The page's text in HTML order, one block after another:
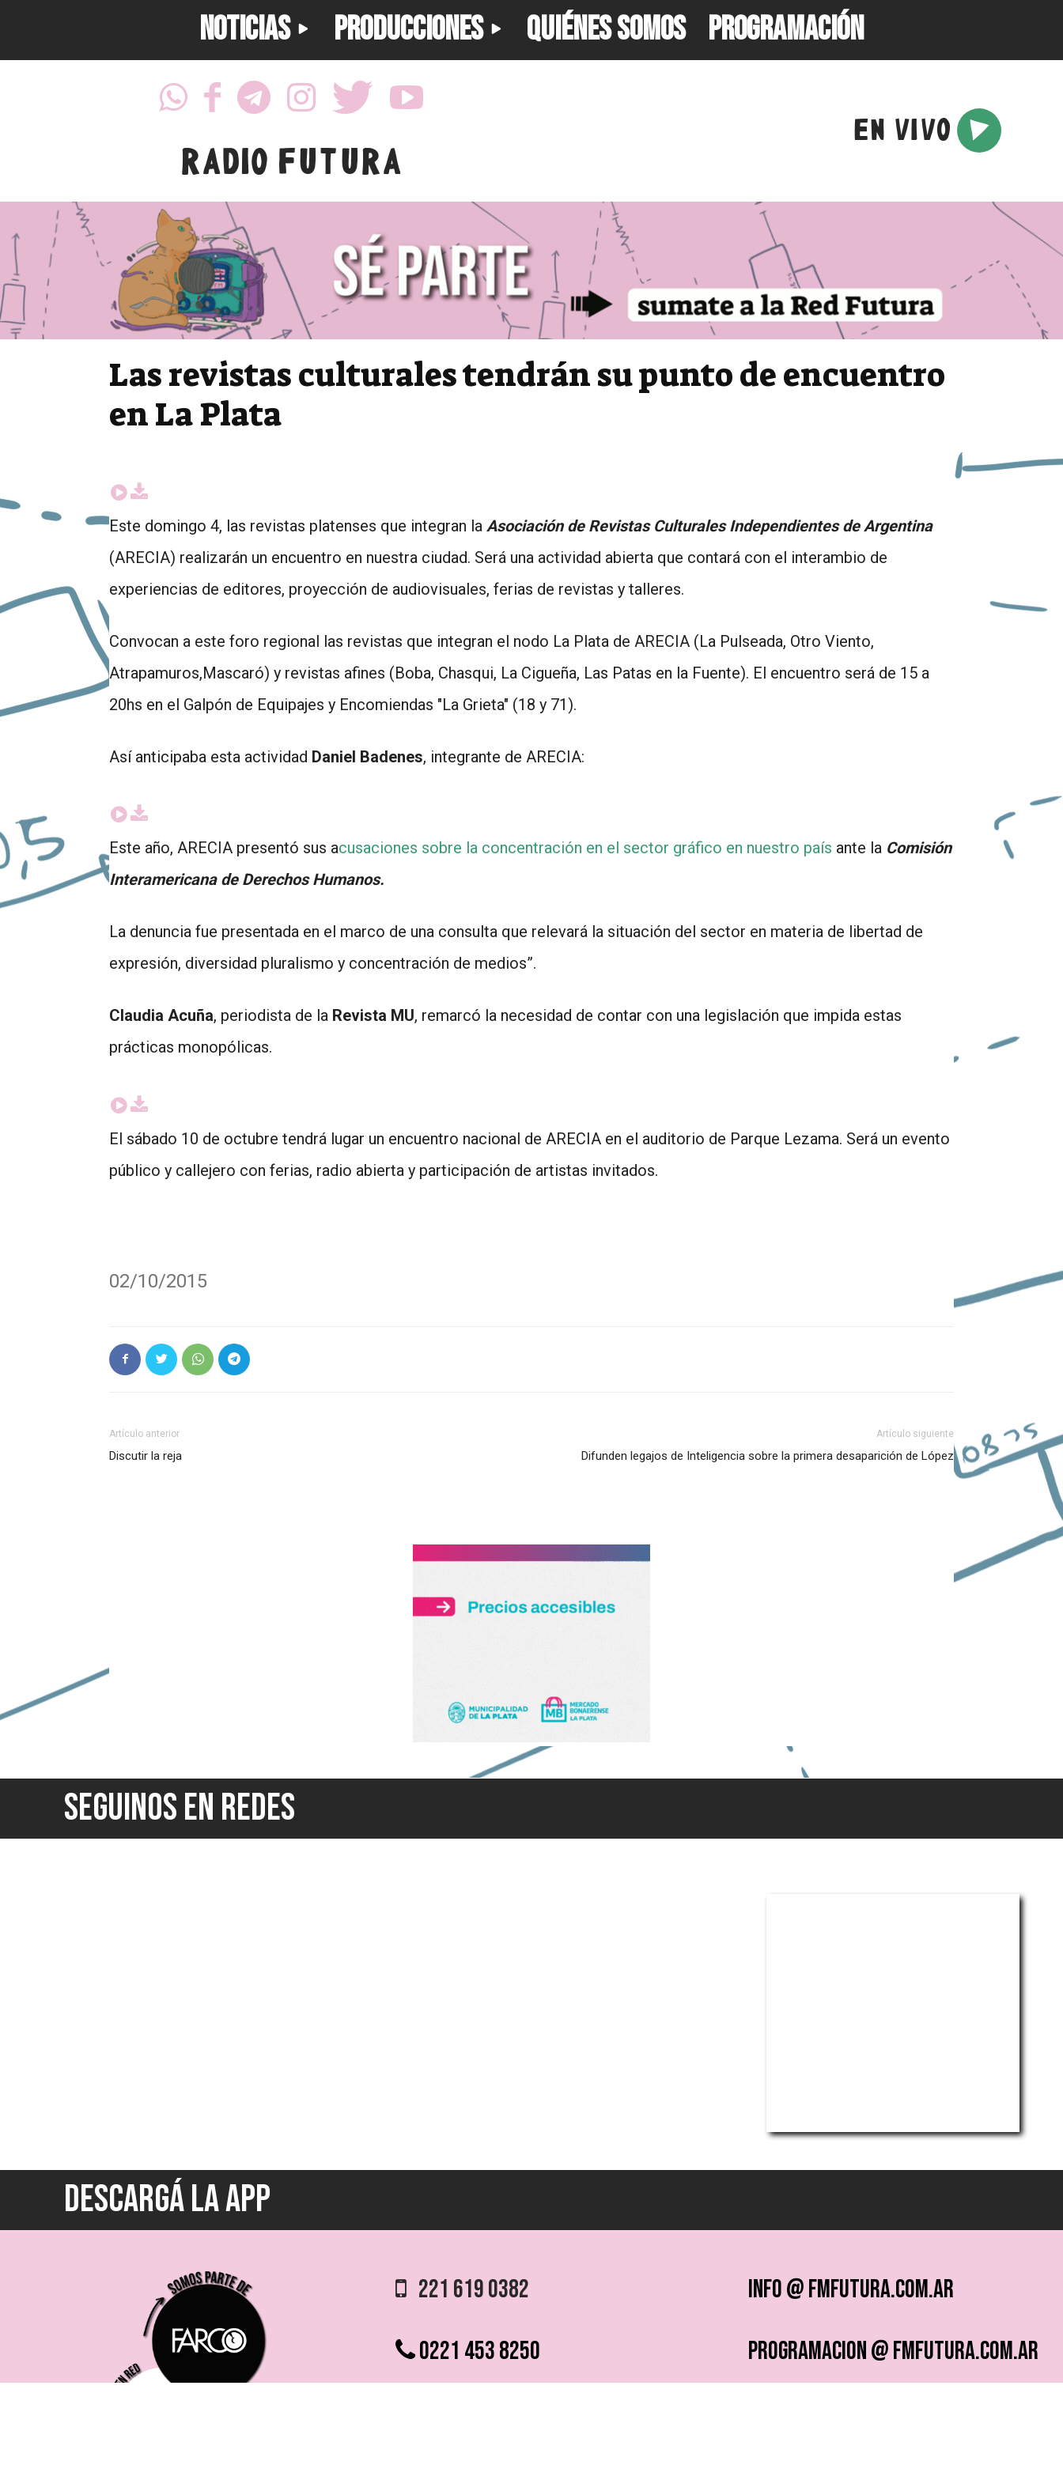
NOTICIAS PRODUCCIONES QUIÉNES SOMOS PROGRAMACIÓN
RADIO FUTURA
EN VIVO
Las revistas culturales tendrán su punto de encuentro
en La Plata
Este domingo 4, las revistas platenses que integran la Asociación de Revistas Culturales Independientes de Argentina
(ARECIA) realizarán un encuentro en nuestra ciudad. Será una actividad abierta que contará con el interambio de
experiencias de editores, proyección de audiovisuales, ferias de revistas y talleres.
Convocan a este foro regional las revistas que integran el nodo La Plata de ARECIA (La Pulseada, Otro Viento,
Atrapamuros,Mascaró) y revistas afines (Boba, Chasqui, La Cigueña, Las Patas en la Fuente). El encuentro será de 15 a
20hs en el Galpón de Equipajes y Encomiendas "La Grieta" (18 y 71).
Así anticipaba esta actividad Daniel Badenes, integrante de ARECIA:
Este año, ARECIA presentó sus acusaciones sobre la concentración en el sector gráfico en nuestro país ante la Comisión
Interamericana de Derechos Humanos.
La denuncia fue presentada en el marco de una consulta que relevará la situación del sector en materia de libertad de
expresión, diversidad pluralismo y concentración de medios”.
Claudia Acuña, periodista de la Revista MU, remarcó la necesidad de contar con una legislación que impida estas
prácticas monopólicas.
El sábado 10 de octubre tendrá lugar un encuentro nacional de ARECIA en el auditorio de Parque Lezama. Será un evento
público y callejero con ferias, radio abierta y participación de artistas invitados.
02/10/2015
Artículo anterior
Discutir la reja
Artículo siguiente
Difunden legajos de Inteligencia sobre la primera desaparición de López
SEGUINOS EN REDES
DESCARGÁ LA APP
221 619 0382
0221 453 8250
info @ fmfutura.com.ar
programacion @ fmfutura.com.ar